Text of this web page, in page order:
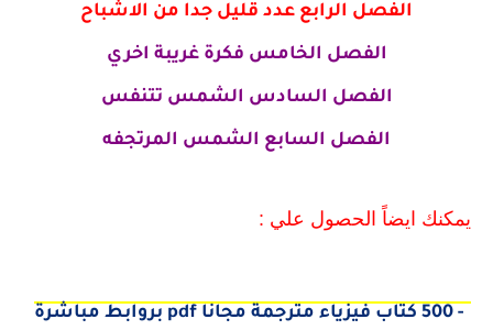
الفصل الرابع عدد قليل جدا من الاشباح
الفصل الخامس فكرة غريبة اخري
الفصل السادس الشمس تتنفس
الفصل السابع الشمس المرتجفه
يمكنك ايضاً الحصول علي :